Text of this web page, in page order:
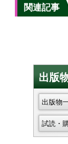
関連記事
出版
出版物
試読・